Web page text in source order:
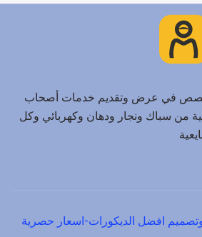
في عرض وتقديم خدمات أصحاب
من سباك ونجار ودهان وكهربائي وكل
افضل الديكورات-اسعار حصرية